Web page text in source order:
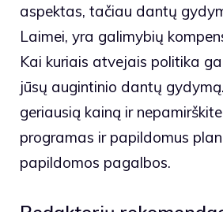
aspektas, tačiau dantų
Laimei, yra galimybių
Kai kuriais atvejais politika
jūsų augintinio dantų
geriausią kainą ir
programas ir papildomus
papildomos pagalbos.